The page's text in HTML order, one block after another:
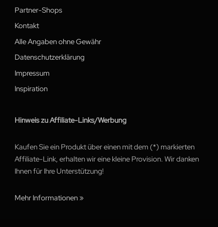
Partner-Shops
Kontakt
Alle Angaben ohne Gewähr
Datenschutzerklärung
Impressum
Inspiration
Hinweis zu Affiliate-Links/Werbung
Kaufen Sie ein Produkt über einen mit dem (*) markierten
Affiliate-Link, erhalten wir eine kleine Provision. Wir danken
Ihnen für Ihre Unterstützung!
Mehr Informationen »